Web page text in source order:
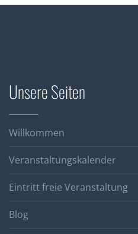
Unsere Seiten
Willkommen
Veranstaltungskalender
Eintritt freie Veranstaltung
Blog